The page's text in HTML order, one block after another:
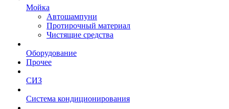
Мойка
Автошампуни
Протирочный материал
Чистящие средства
Оборудование
Прочее
СИЗ
Система кондиционирования